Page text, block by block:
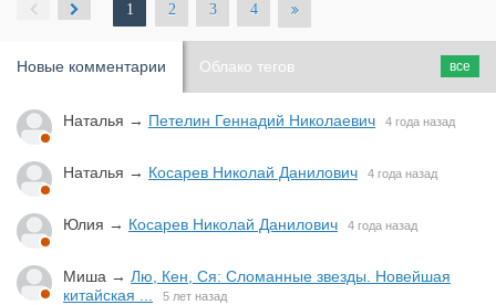
1 2 3 4
Новые комментарии Облако тегов все
Наталья → Петелин Геннадий Николаевич 4 года назад
Наталья → Косарев Николай Данилович 4 года назад
Юлия → Косарев Николай Данилович 4 года назад
Миша → Лю, Кен, Ся: Сломанные звезды. Новейшая
китайская ...
5 лет назад